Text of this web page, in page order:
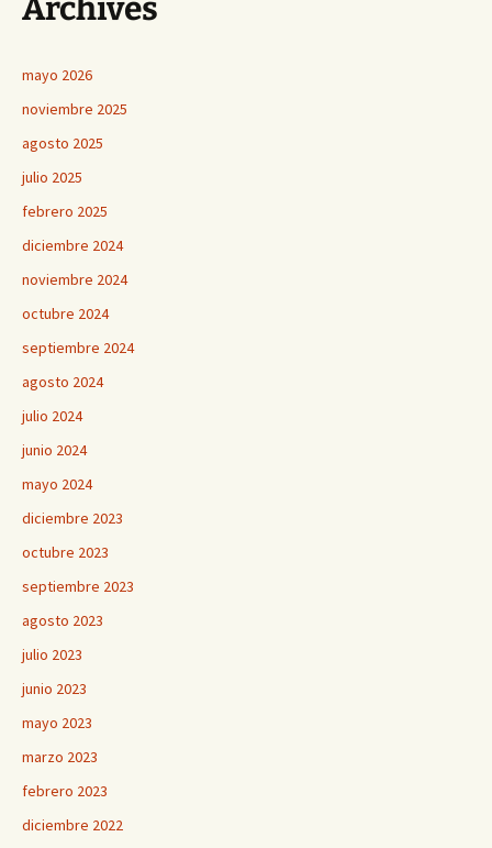
Archives
mayo 2026
noviembre 2025
agosto 2025
julio 2025
febrero 2025
diciembre 2024
noviembre 2024
octubre 2024
septiembre 2024
agosto 2024
julio 2024
junio 2024
mayo 2024
diciembre 2023
octubre 2023
septiembre 2023
agosto 2023
julio 2023
junio 2023
mayo 2023
marzo 2023
febrero 2023
diciembre 2022